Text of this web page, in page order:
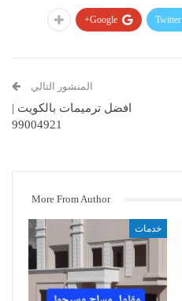
Twitter
Google+
المنشور التالي
افضل ترميمات بالكويت |
99004921
More From Author
خدمات